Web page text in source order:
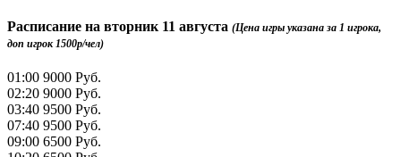
Расписание на вторник 11 августа (Цена игры указана за 1 игрока,
доп игрок 1500р/чел)
01:00 9000 Руб.
02:20 9000 Руб.
03:40 9500 Руб.
07:40 9500 Руб.
09:00 6500 Руб.